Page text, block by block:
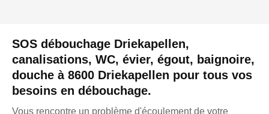
SOS débouchage Driekapellen,
canalisations, WC, évier, égout, baignoire,
douche à 8600 Driekapellen pour tous vos
besoins en débouchage.
Vous rencontre un problème d'écoulement de votre